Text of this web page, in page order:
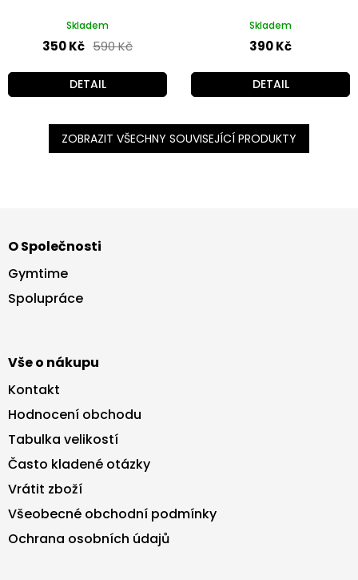
Skladem
350 Kč 590 Kč
DETAIL
Skladem
390 Kč
DETAIL
ZOBRAZIT VŠECHNY SOUVISEJÍCÍ PRODUKTY
p
a
O Společnosti
Gymtime
Spolupráce
Vše o nákupu
Kontakt
Hodnocení obchodu
Tabulka velikostí
Často kladené otázky
Vrátit zboží
Všeobecné obchodní podmínky
Ochrana osobních údajů